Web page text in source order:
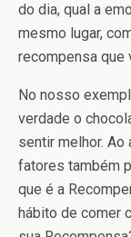
do dia, qual a
mesmo lugar,
recompensa que
No nosso
verdade o
sentir melhor.
fatores também
que é a
hábito de comer